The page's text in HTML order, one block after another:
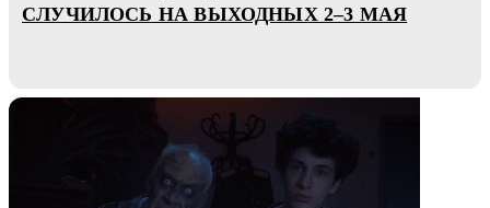
СЛУЧИЛОСЬ НА ВЫХОДНЫХ 2–3 МАЯ